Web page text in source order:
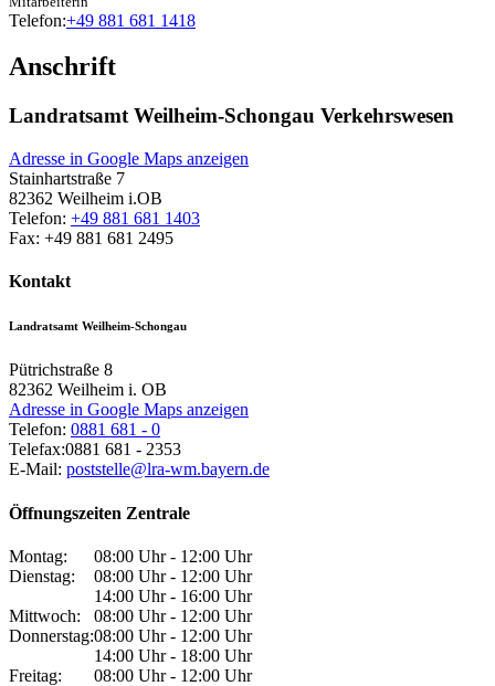
Telefon:+49 881 681 1418
Anschrift
Landratsamt Weilheim-Schongau Verkehrswesen
Adresse in Google Maps anzeigen
Stainhartstraße 7
82362 Weilheim i.OB
Telefon: +49 881 681 1403
Fax: +49 881 681 2495
Kontakt
Landratsamt Weilheim-Schongau
Pütrichstraße 8
82362 Weilheim i. OB
Adresse in Google Maps anzeigen
Telefon: 0881 681 - 0
Telefax:0881 681 - 2353
E-Mail: poststelle@lra-wm.bayern.de
Öffnungszeiten Zentrale
Montag:
08:00 Uhr - 12:00 Uhr
Dienstag:
08:00 Uhr - 12:00 Uhr
14:00 Uhr - 16:00 Uhr
Mittwoch:
08:00 Uhr - 12:00 Uhr
Donnerstag:08:00 Uhr - 12:00 Uhr
14:00 Uhr - 18:00 Uhr
Freitag:
08:00 Uhr - 12:00 Uhr